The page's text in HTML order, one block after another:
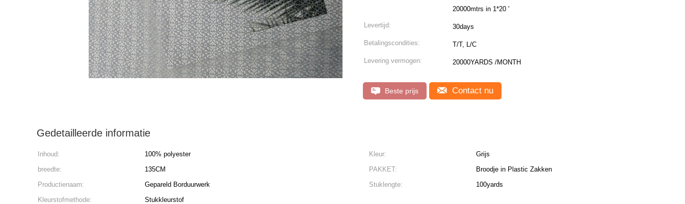
20000mtrs in 1*20 '
Levertijd: 30days
Betalingscondities: T/T, L/C
Levering vermogen: 20000YARDS /MONTH
Beste prijs Contact nu
Gedetailleerde informatie
Inhoud: 100% polyester Kleur:
Grijs
breedte:
135CM PAKKET:
Broodje in Plastic Zakken
Productienaam:
Gepareld Borduurwerk Stuklengte:
100yards
Kleurstofmethode:
Stukkleurstof